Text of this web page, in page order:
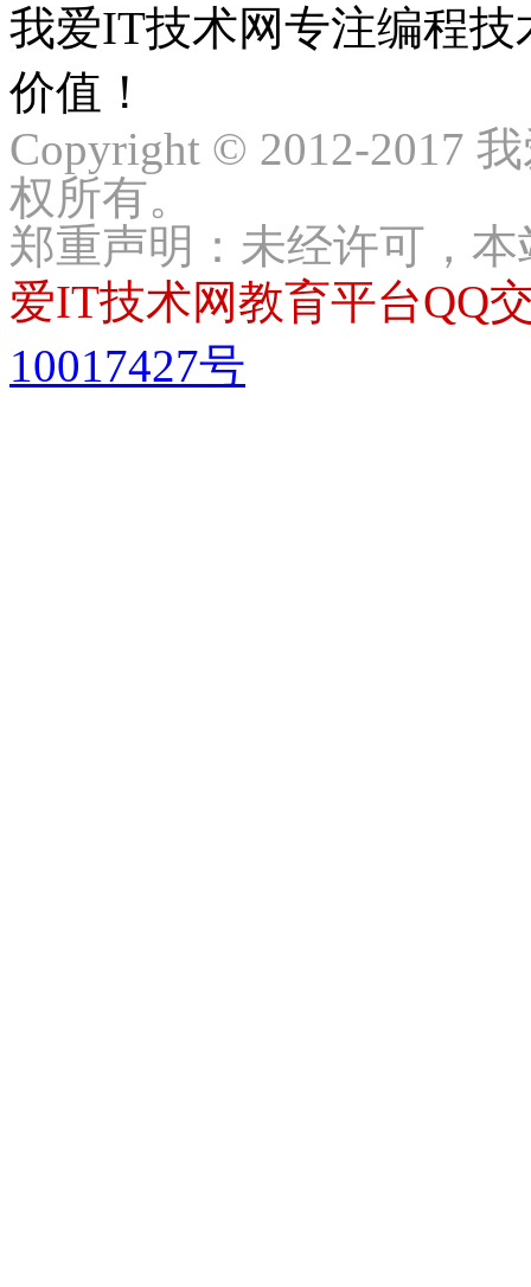
我爱IT技术网专注编程
价值！
Copyright © 2012-2017
权所有。
郑重声明：未经许可，
爱IT技术网教育平台QQ
10017427号